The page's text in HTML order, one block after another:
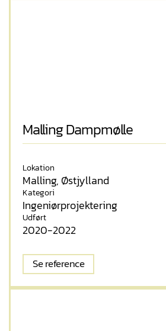
Malling Dampmølle
Lokation
Malling, Østjylland
Kategori
Ingeniørprojektering
Udført
2020-2022
Se reference